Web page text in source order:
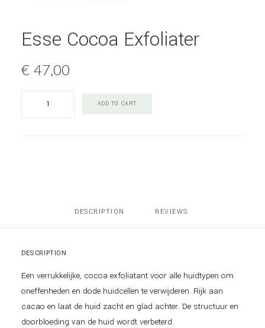
Esse Cocoa Exfoliater
€ 47,00
ADD TO CART
DESCRIPTION REVIEWS
DESCRIPTION
Een verrukkelijke, cocoa exfoliatant voor alle huidtypen om
oneffenheden en dode huidcellen te verwijderen. Rijk aan
cacao en laat de huid zacht en glad achter. De structuur en
doorbloeding van de huid wordt verbeterd.